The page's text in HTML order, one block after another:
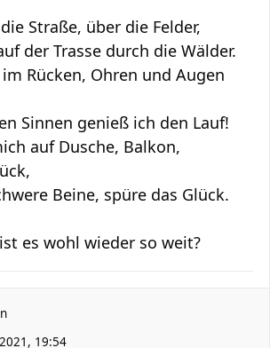
Straße, über die Felder,
der Trasse durch die Wälder.
im Rücken, Ohren und Augen
Sinnen genieß ich den Lauf!
auf Dusche, Balkon,
Beine, spüre das Glück.
es wohl wieder so weit?
19:54